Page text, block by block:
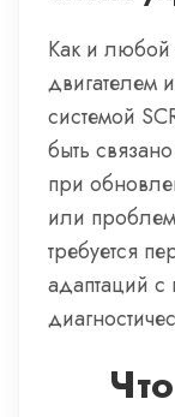
Как и любой
двигателем
системой
быть
при
или
требуется
адаптаций